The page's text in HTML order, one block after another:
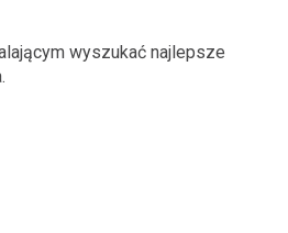
wyszukać najlepsze